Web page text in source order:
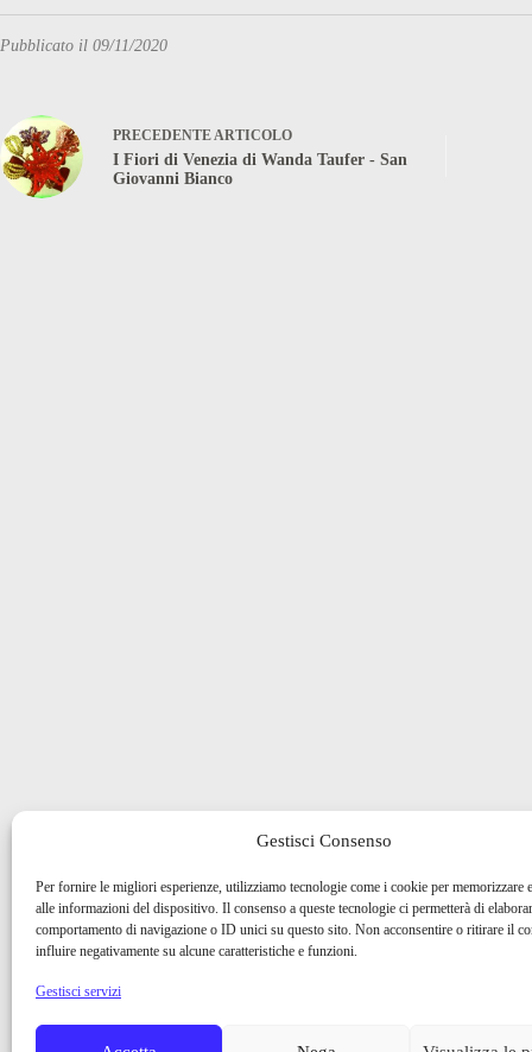
Gestisci Consenso
Per fornire le migliori esperienze, utilizziamo tecnologie come i cookie per memorizzare
alle informazioni del dispositivo. Il consenso a queste tecnologie ci permetterà di
comportamento di navigazione o ID unici su questo sito. Non acconsentire o ritirare il
influire negativamente su alcune caratteristiche e funzioni.
Gestisci servizi
Pubblicato il 09/11/2020
PRECEDENTEARTICOLO
I Fiori di Venezia di Wanda Taufer - San
Giovanni Bianco